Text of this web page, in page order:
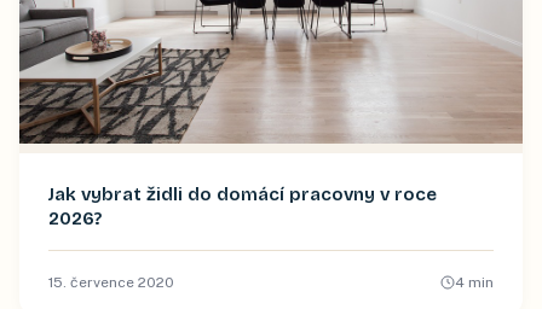
Jak vybrat židli do domácí pracovny v roce
2026?
15. července 2020 4 min